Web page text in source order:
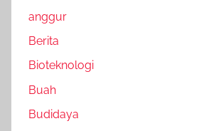
anggur
Berita
Bioteknologi
Buah
Budidaya